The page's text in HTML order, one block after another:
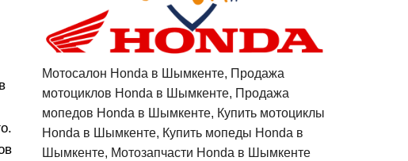
Мотосалон Honda в Шымкенте, Продажа
мотоциклов Honda в Шымкенте, Продажа
мопедов Honda в Шымкенте, Купить мотоциклы
Honda в Шымкенте, Купить мопеды Honda в
Шымкенте, Мотозапчасти Honda в Шымкенте